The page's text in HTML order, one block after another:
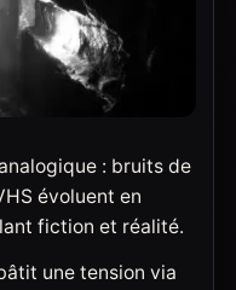
: bruits de
évoluent en
fiction et réalité.
une tension via